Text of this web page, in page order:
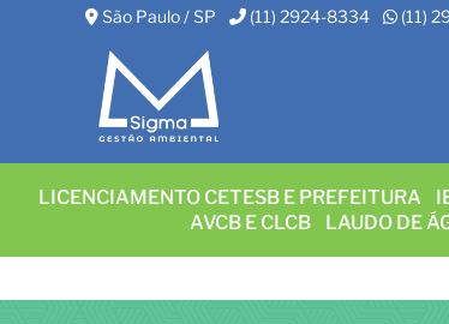
São Paulo / SP (11) 2924-8334 (11)
LICENCIAMENTO CETESB E PREFEITURA
AVCB E CLCB
LAUDO DE